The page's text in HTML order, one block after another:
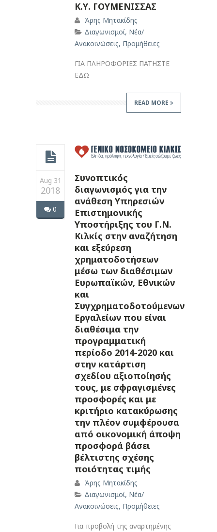
Κ.Υ. ΓΟΥΜΕΝΙΣΣΑΣ
Άρης Μητακίδης
Διαγωνισμοί, Νέα/
Ανακοινώσεις, Προμήθειες
ΓΙΑ ΠΛΗΡΟΦΟΡΙΕΣ ΠΑΤΗΣΤΕ
ΕΔΩ
READ MORE
Aug 31
2018
0
Συνοπτικός
διαγωνισμός για την
ανάθεση Υπηρεσιών
Επιστημονικής
Υποστήριξης του Γ.Ν.
Κιλκίς στην αναζήτηση
και εξεύρεση
χρηματοδοτήσεων
μέσω των διαθέσιμων
Ευρωπαϊκών, Εθνικών
και
Συγχρηματοδοτούμενων
Εργαλείων που είναι
διαθέσιμα την
προγραμματική
περίοδο 2014-2020 και
στην κατάρτιση
σχεδίου αξιοποίησής
τους, με σφραγισμένες
προσφορές και με
κριτήριο κατακύρωσης
την πλέον συμφέρουσα
από οικονομική άποψη
προσφορά βάσει
βέλτιστης σχέσης
ποιότητας τιμής
Άρης Μητακίδης
Διαγωνισμοί, Νέα/
Ανακοινώσεις, Προμήθειες
Για προβολή της αναρτημένης